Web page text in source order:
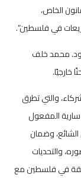
الخاص،
في فلسطين”.
ود. محمد خلف
خارجيًا.
والتي تطرق
سارية المفعول
وضمان
والتحديات
في فلسطين مع